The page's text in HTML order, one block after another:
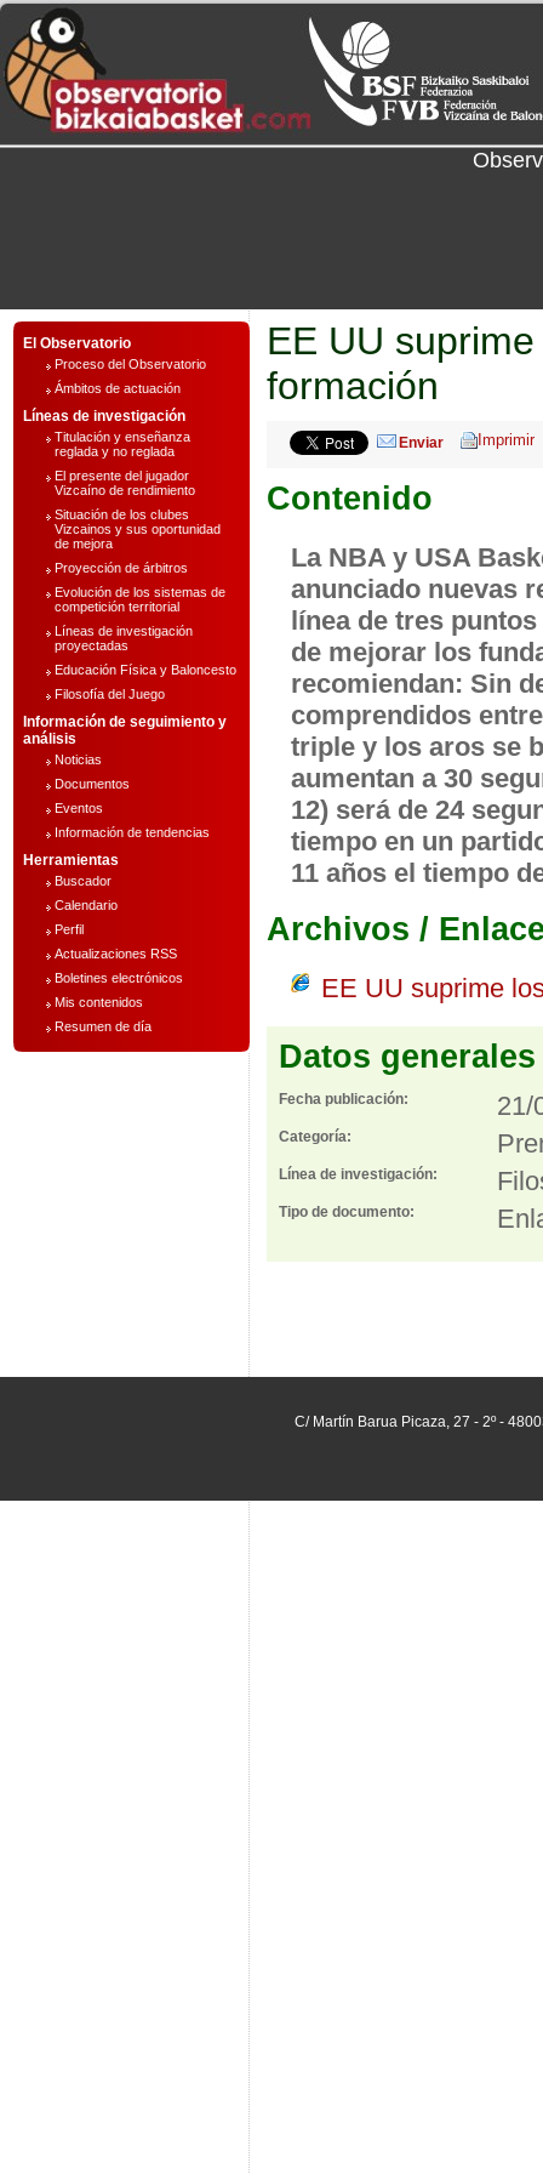
El Observatorio
Proceso del Observatorio
Ámbitos de actuación
Líneas de investigación
Titulación y enseñanza
reglada y no reglada
El presente del jugador
Vizcaíno de rendimiento
Situación de los clubes
Vizcainos y sus oportunidad
de mejora
Proyección de árbitros
Evolución de los sistemas de
competición territorial
Líneas de investigación
proyectadas
Educación Física y Baloncesto
Filosofía del Juego
Información de seguimiento y
análisis
Noticias
Documentos
Eventos
Información de tendencias
Herramientas
Buscador
Calendario
Perfil
Actualizaciones RSS
Boletines electrónicos
Mis contenidos
Resumen de día
EE UU
formación
Enviar
Contenido
La NBA y USA
anunciado nuevas
línea de tres
de mejorar los
recomiendan: Sin
comprendidos
triple y los aros se
aumentan a 30
12) será de 24
tiempo en un
11 años el tiempo
Archivos /
EE UU suprime
Datos generales
Fecha publicación: 21/
Categoría:
Línea de investigación:
Tipo de documento:
C/ Martín Barua Picaza, 27 - 2º -